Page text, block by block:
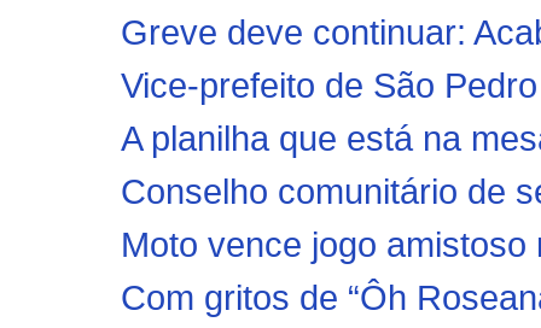
Greve deve continuar:
Vice-prefeito de São
A planilha que está na
Conselho comunitário de
Moto vence jogo
Com gritos de “Ôh